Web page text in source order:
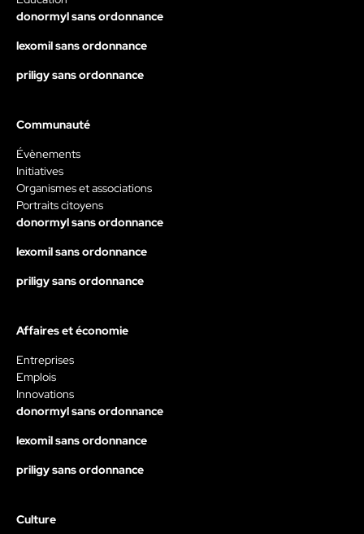
donormyl sans ordonnance
lexomil sans ordonnance
priligy sans ordonnance
Communauté
Évènements
Initiatives
Organismes et associations
Portraits citoyens
donormyl sans ordonnance
lexomil sans ordonnance
priligy sans ordonnance
Affaires et économie
Entreprises
Emplois
Innovations
donormyl sans ordonnance
lexomil sans ordonnance
priligy sans ordonnance
Culture